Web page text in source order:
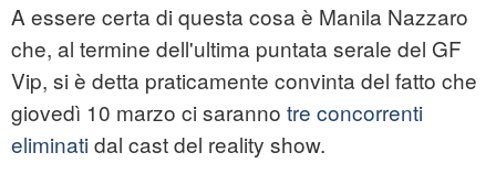
A essere certa di questa cosa è Manila Nazzaro
che, al termine dell'ultima puntata serale del GF
Vip, si è detta praticamente convinta del fatto che
giovedì 10 marzo ci saranno tre concorrenti
eliminatidal cast del reality show.